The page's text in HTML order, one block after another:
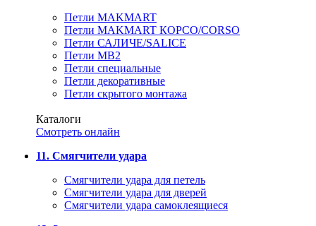
Петли MAKMART
Петли MAKMART КОРСО/CORSO
Петли САЛИЧЕ/SALICE
Петли MB2
Петли специальные
Петли декоративные
Петли скрытого монтажа
Каталоги
Смотреть онлайн
11. Смягчители удара
Смягчители удара для петель
Смягчители удара для дверей
Cмягчители удара самоклеящиеся